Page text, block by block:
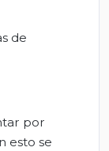
de
por
esto se